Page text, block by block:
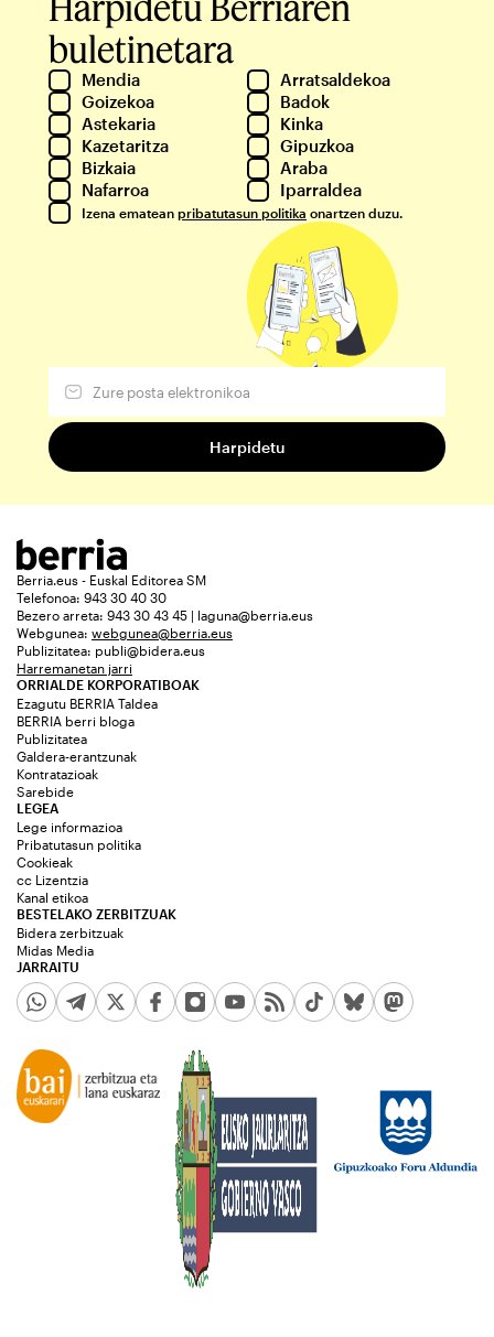
buletinetara
Mendia
Arratsaldekoa
Goizekoa
Badok
Astekaria
Kinka
Kazetaritza
Gipuzkoa
Bizkaia
Araba
Nafarroa
Iparraldea
Izena ematean pribatutasun politika onartzen duzu.
Berria.eus - Euskal Editorea SM
Telefonoa: 943 30 40 30
Bezero arreta: 943 30 43 45 | laguna@berria.eus
Webgunea: webgunea@berria.eus
Publizitatea: publi@bidera.eus
Harremanetan jarri
ORRIALDE KORPORATIBOAK
Ezagutu BERRIA Taldea
BERRIA berri bloga
Publizitatea
Galdera-erantzunak
Kontratazioak
Sarebide
JARRAITU
LEGEA
Lege informazioa
Pribatutasun politika
Cookieak
cc Lizentzia
Kanal etikoa
BESTELAKO ZERBITZUAK
Bidera zerbitzuak
Midas Media